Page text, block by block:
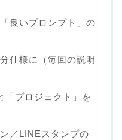
良いプロンプト」の
仕様に（毎回の説明
「プロジェクト」を
／LINEスタンプの